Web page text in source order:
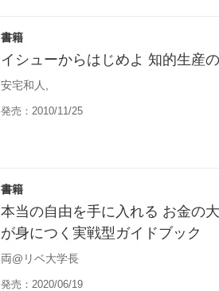
書籍
イシューからはじめよ 知的生産
安宅和人,
発売：2010/11/25
書籍
本当の自由を手に入れる お金の
が身につく実戦型ガイドブック
両@リベ大学長
発売：2020/06/19